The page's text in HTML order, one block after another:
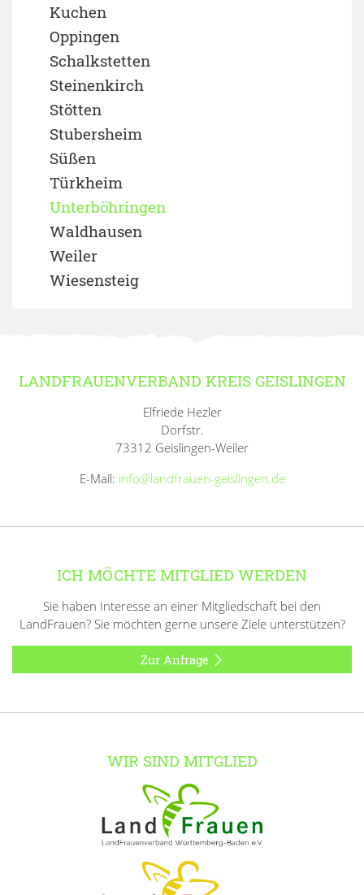
Kuchen
Oppingen
Schalkstetten
Steinenkirch
Stötten
Stubersheim
Süßen
Türkheim
Unterböhringen
Waldhausen
Weiler
Wiesensteig
LANDFRAUENVERBAND KREIS GEISLINGEN
Elfriede Hezler
Dorfstr.
73312 Geislingen-Weiler
E-Mail: info@landfrauen-geislingen.de
ICH MÖCHTE MITGLIED WERDEN
Sie haben Interesse an einer Mitgliedschaft bei den
LandFrauen? Sie möchten gerne unsere Ziele unterstützen?
Zur Anfrage
WIR SIND MITGLIED